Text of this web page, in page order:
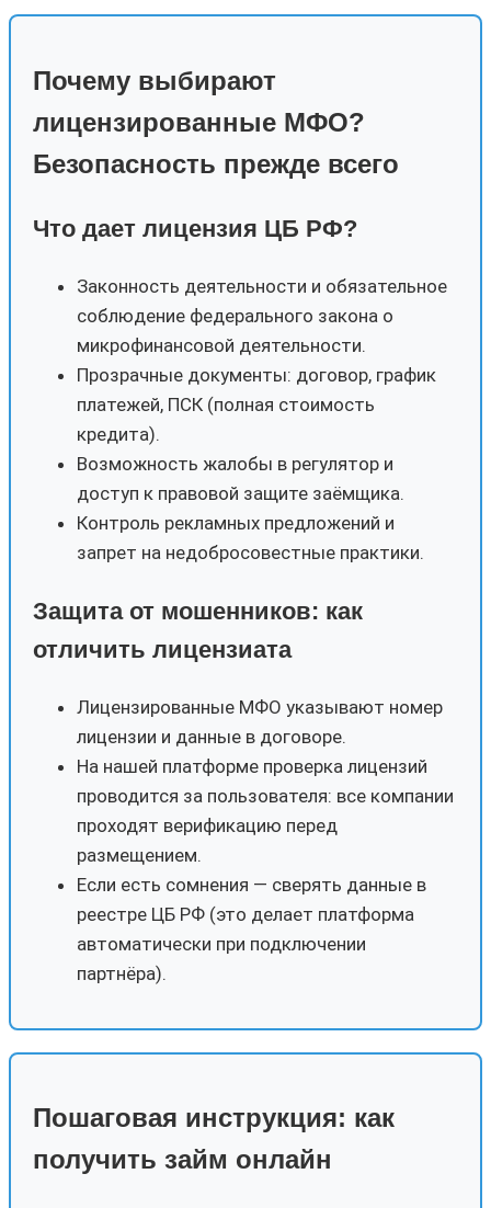
Почему выбирают
лицензированные МФО?
Безопасность прежде всего
Что дает лицензия ЦБ РФ?
Законность деятельности и обязательное
соблюдение федерального закона о
микрофинансовой деятельности.
Прозрачные документы: договор, график
платежей, ПСК (полная стоимость
кредита).
Возможность жалобы в регулятор и
доступ к правовой защите заёмщика.
Контроль рекламных предложений и
запрет на недобросовестные практики.
Защита от мошенников: как
отличить лицензиата
Лицензированные МФО указывают номер
лицензии и данные в договоре.
На нашей платформе проверка лицензий
проводится за пользователя: все компании
проходят верификацию перед
размещением.
Если есть сомнения — сверять данные в
реестре ЦБ РФ (это делает платформа
автоматически при подключении
партнёра).
Пошаговая инструкция: как
получить займ онлайн